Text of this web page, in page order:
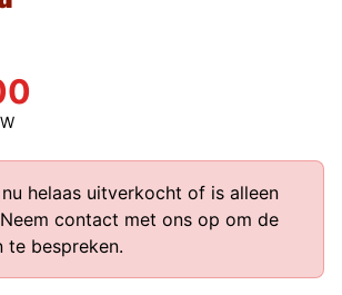
helaas uitverkocht of is alleen
Neem contact met ons op om de
te bespreken.